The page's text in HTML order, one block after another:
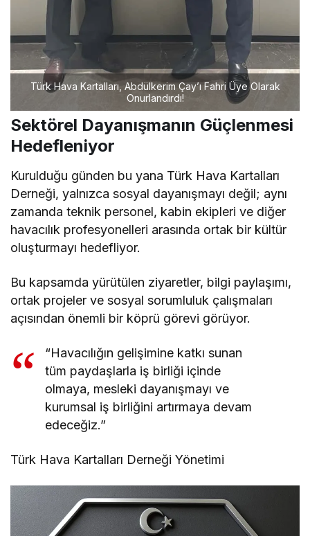
Türk Hava Kartalları, Abdülkerim Çay’ı Fahri Üye Olarak
Onurlandırdı!
Sektörel Dayanışmanın Güçlenmesi
Hedefleniyor
Kurulduğu günden bu yana Türk Hava Kartalları
Derneği, yalnızca sosyal dayanışmayı değil; aynı
zamanda teknik personel, kabin ekipleri ve diğer
havacılık profesyonelleri arasında ortak bir kültür
oluşturmayı hedefliyor.
Bu kapsamda yürütülen ziyaretler, bilgi paylaşımı,
ortak projeler ve sosyal sorumluluk çalışmaları
açısından önemli bir köprü görevi görüyor.
“Havacılığın gelişimine katkı sunan
tüm paydaşlarla iş birliği içinde
olmaya, mesleki dayanışmayı ve
kurumsal iş birliğini artırmaya devam
edeceğiz.”
Türk Hava Kartalları Derneği Yönetimi